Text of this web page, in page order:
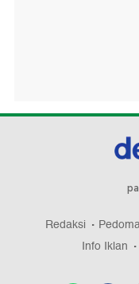
Redaksi
Info Iklan